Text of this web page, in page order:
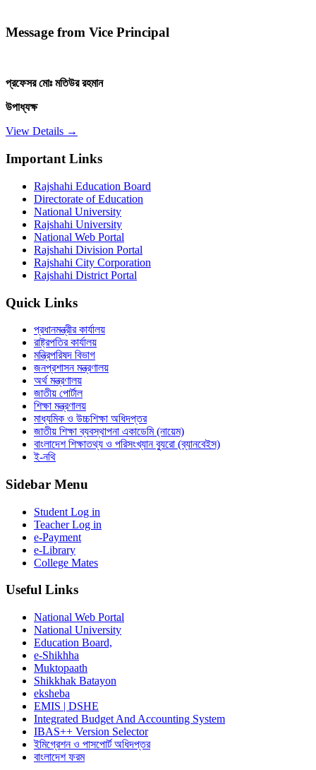
Message from Vice Principal
প্রফেসর মোঃ মতিউর রহমান
উপাধ্যক্ষ
View Details →
Important Links
Rajshahi Education Board
Directorate of Education
National University
Rajshahi University
National Web Portal
Rajshahi Division Portal
Rajshahi City Corporation
Rajshahi District Portal
Quick Links
প্রধানমন্ত্রীর কার্যালয়
রাষ্ট্রপতির কার্যালয়
মন্ত্রিপরিষদ বিভাগ
জনপ্রশাসন মন্ত্রণালয়
অর্থ মন্ত্রণালয়
জাতীয় পোর্টাল
শিক্ষা মন্ত্রণালয়
মাধ্যমিক ও উচ্চশিক্ষা অধিদপ্তর
জাতীয় শিক্ষা ব্যবস্থাপনা একাডেমি (নায়েম)
বাংলাদেশ শিক্ষাতথ্য ও পরিসংখ্যান ব্যুরো (ব্যানবেইস)
ই-নথি
Sidebar Menu
Student Log in
Teacher Log in
e-Payment
e-Library
College Mates
Useful Links
National Web Portal
National University
Education Board,
e-Shikhha
Muktopaath
Shikkhak Batayon
eksheba
EMIS | DSHE
Integrated Budget And Accounting System
IBAS++ Version Selector
ইমিগ্রেশন ও পাসপোর্ট অধিদপ্তর
বাংলাদেশ ফরম